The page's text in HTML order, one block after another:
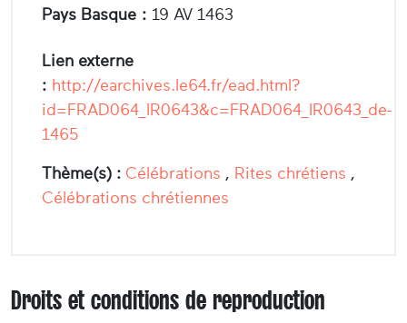
Pays Basque : 19 AV 1463
Lien externe
: http://earchives.le64.fr/ead.html?
id=FRAD064_IR0643&c=FRAD064_IR0643_de-
1465
Thème(s) : Célébrations , Rites chrétiens ,
Célébrations chrétiennes
Droits et conditions de reproduction